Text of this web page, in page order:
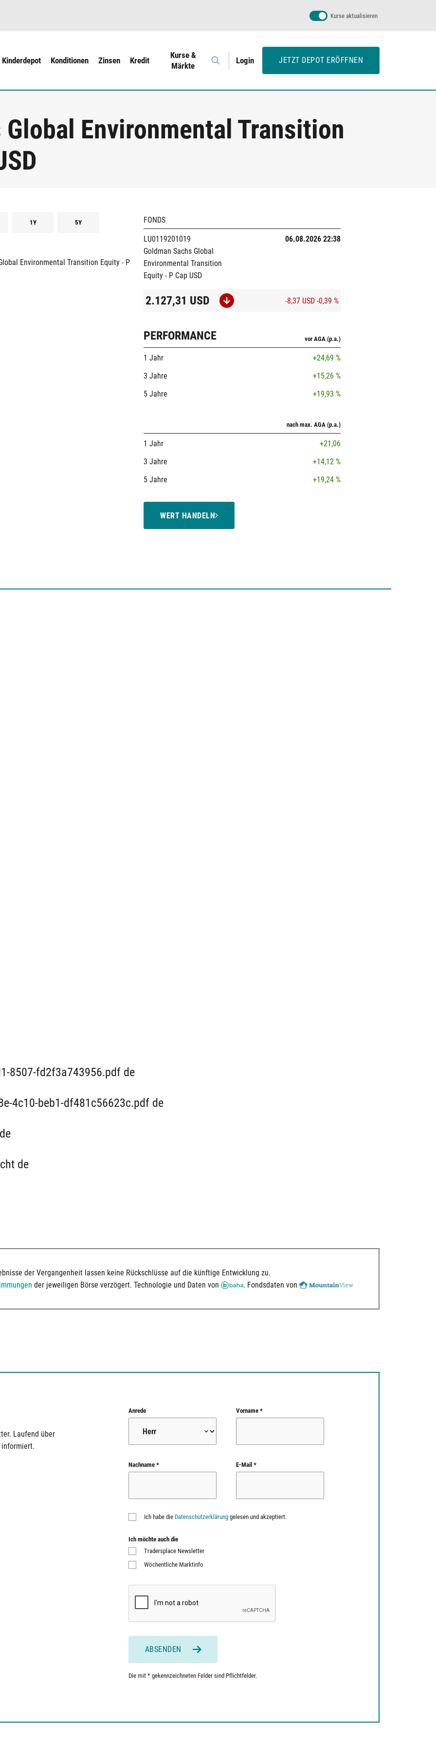
Kurse aktualisieren
Kinderdepot Konditionen Zinsen Kredit
Kurse &
Märkte
Login JETZT DEPOT ERÖFFNEN
Global Environmental Transition
1Y 5Y FONDS
LU0119201019
Goldman Sachs Global
Environmental Transition
Equity - P Cap USD
06.08.2026 22:38
2.127,31 USD -8,37 USD -0,39 %
PERFORMANCE vor AGA (p.a.)
1 Jahr
+24,69 %
3 Jahre
+15,26 %
5 Jahre
+19,93 %
nach max. AGA (p.a.)
1 Jahr
+21,06
3 Jahre
+14,12 %
5 Jahre
+19,24 %
WERT HANDELN
8507-fd2f3a743956.pdf de
4c10-beb1-df481c56623c.pdf de
de
der Vergangenheit lassen keine Rückschlüsse auf die künftige Entwicklung zu.
der jeweiligen Börse verzögert. Technologie und Daten von . Fondsdaten von
Laufend über
informiert.
Anrede Vorname *
Nachname * E-Mail *
Ich habe die Datenschutzerklärunggelesen und akzeptiert.
Ich möchte auch die
Tradersplace Newsletter
Wöchentliche Marktinfo
ABSENDEN
Die mit * gekennzeichneten Felder sind Pflichtfelder.